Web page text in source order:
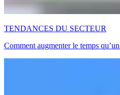
TENDANCES DU SECTEUR
Comment augmenter le temps